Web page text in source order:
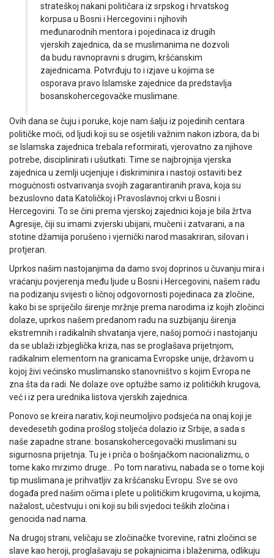
strateškoj nakani političara iz srpskog i hrvatskog
korpusa u Bosni i Hercegovini i njihovih
međunarodnih mentora i pojedinaca iz drugih
vjerskih zajednica, da se muslimanima ne dozvoli
da budu ravnopravni s drugim, kršćanskim
zajednicama. Potvrđuju to i izjave u kojima se
osporava pravo Islamske zajednice da predstavlja
bosanskohercegovačke muslimane.
Ovih dana se čuju i poruke, koje nam šalju iz pojedinih centara
političke moći, od ljudi koji su se osjetili važnim nakon izbora, da bi
se Islamska zajednica trebala reformirati, vjerovatno za njihove
potrebe, disciplinirati i ušutkati. Time se najbrojnija vjerska
zajednica u zemlji ucjenjuje i diskriminira i nastoji ostaviti bez
mogućnosti ostvarivanja svojih zagarantiranih prava, koja su
bezuslovno data Katoličkoj i Pravoslavnoj crkvi u Bosni i
Hercegovini. To se čini prema vjerskoj zajednici koja je bila žrtva
Agresije, čiji su imami zvjerski ubijani, mučeni i zatvarani, a na
stotine džamija porušeno i vjernički narod masakriran, silovan i
protjeran.
Uprkos našim nastojanjima da damo svoj doprinos u čuvanju mira i
vraćanju povjerenja među ljude u Bosni i Hercegovini, našem radu
na podizanju svijesti o ličnoj odgovornosti pojedinaca za zločine,
kako bi se spriječilo širenje mržnje prema narodima iz kojih zločinci
dolaze, uprkos našem predanom radu na suzbijanju širenja
ekstremnih i radikalnih shvatanja vjere, našoj pomoći i nastojanju
da se ublaži izbjeglička kriza, nas se proglašava prijetnjom,
radikalnim elementom na granicama Evropske unije, državom u
kojoj živi većinsko muslimansko stanovništvo s kojim Evropa ne
zna šta da radi. Ne dolaze ove optužbe samo iz političkih krugova,
već i iz pera urednika listova vjerskih zajednica.
Ponovo se kreira narativ, koji neumoljivo podsjeća na onaj koji je
devedesetih godina prošlog stoljeća dolazio iz Srbije, a sada s
naše zapadne strane: bosanskohercegovački muslimani su
sigurnosna prijetnja. Tu je i priča o bošnjačkom nacionalizmu, o
tome kako mrzimo druge… Po tom narativu, nabada se o tome koji
tip muslimana je prihvatljiv za kršćansku Evropu. Sve se ovo
događa pred našim očima i plete u političkim krugovima, u kojima,
nažalost, učestvuju i oni koji su bili svjedoci teških zločina i
genocida nad nama.
Na drugoj strani, veličaju se zločinačke tvorevine, ratni zločinci se
slave kao heroji, proglašavaju se pokajnicima i blaženima, odlikuju